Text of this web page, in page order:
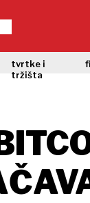
tvrtke i
tržišta